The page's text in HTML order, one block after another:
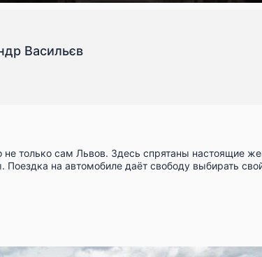
Васильєв
не только сам Львов. Здесь спрятаны настоящие
Поездка на автомобиле даёт свободу выбирать